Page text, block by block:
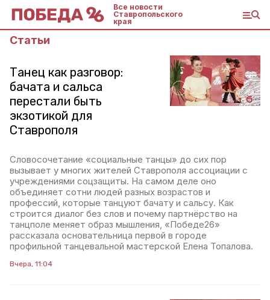
Все новости
Ставропольского
края
Статьи
Танец как разговор:
бачата и сальса
перестали быть
экзотикой для
Ставрополя
Словосочетание «социальные танцы» до сих пор
вызывает у многих жителей Ставрополя ассоциации с
учреждениями соцзащиты. На самом деле оно
объединяет сотни людей разных возрастов и
профессий, которые танцуют бачату и сальсу. Как
строится диалог без слов и почему партнёрство на
танцполе меняет образ мышления, «Победе26»
рассказала основательница первой в городе
профильной танцевальной мастерской Елена Топалова.
Вчера, 11:04